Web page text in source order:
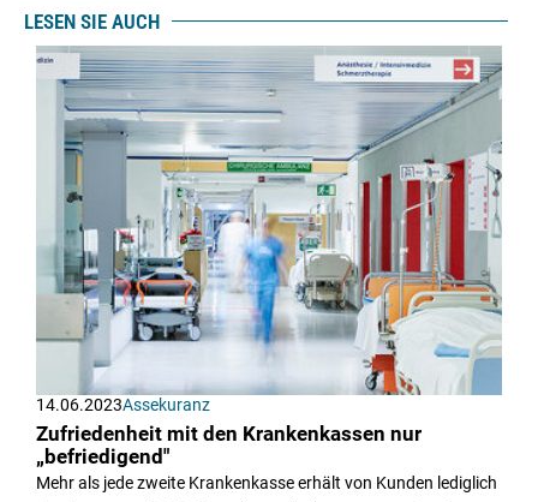
LESEN SIE AUCH
14.06.2023Assekuranz
Zufriedenheit mit den Krankenkassen nur
„befriedigend"
Mehr als jede zweite Krankenkasse erhält von Kunden lediglich